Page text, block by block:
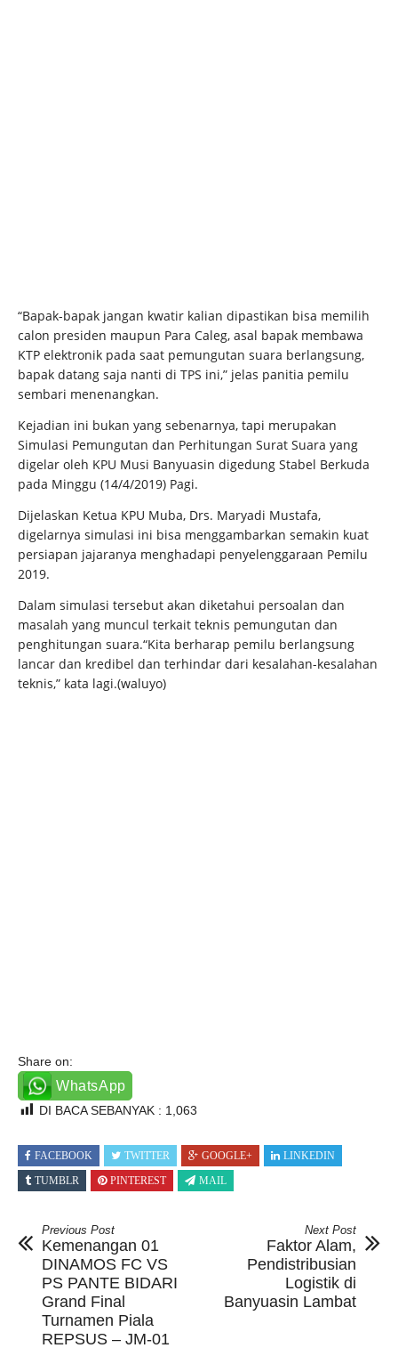
“Bapak-bapak jangan kwatir kalian dipastikan bisa memilih
calon presiden maupun Para Caleg, asal bapak membawa
KTP elektronik pada saat pemungutan suara berlangsung,
bapak datang saja nanti di TPS ini,” jelas panitia pemilu
sembari menenangkan.
Kejadian ini bukan yang sebenarnya, tapi merupakan
Simulasi Pemungutan dan Perhitungan Surat Suara yang
digelar oleh KPU Musi Banyuasin digedung Stabel Berkuda
pada Minggu (14/4/2019) Pagi.
Dijelaskan Ketua KPU Muba, Drs. Maryadi Mustafa,
digelarnya simulasi ini bisa menggambarkan semakin kuat
persiapan jajaranya menghadapi penyelenggaraan Pemilu
2019.
Dalam simulasi tersebut akan diketahui persoalan dan
masalah yang muncul terkait teknis pemungutan dan
penghitungan suara.“Kita berharap pemilu berlangsung
lancar dan kredibel dan terhindar dari kesalahan-kesalahan
teknis,” kata lagi.(waluyo)
Share on:
WhatsApp
DI BACA SEBANYAK : 1,063
FACEBOOK TWITTER GOOGLE+
LINKEDIN
TUMBLR
PINTEREST MAIL
Previous Post
Kemenangan 01
DINAMOS FC VS
PS PANTE BIDARI
Grand Final
Turnamen Piala
REPSUS – JM-01
Next Post
Faktor Alam,
Pendistribusian
Logistik di
Banyuasin Lambat